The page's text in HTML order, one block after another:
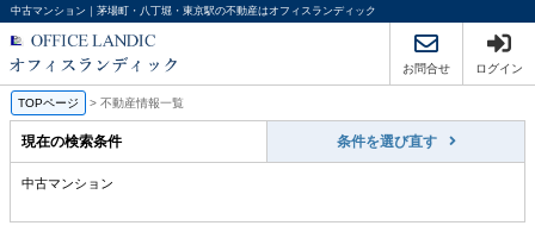
中古マンション｜茅場町・八丁堀・東京駅の不動産はオフィスランディック
お問合せ ログイン
TOPページ > 不動産情報一覧
現在の検索条件 条件を選び直す
中古マンション